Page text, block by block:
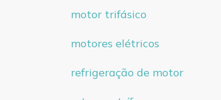
motor trifásico
motores elétricos
refrigeração de motor